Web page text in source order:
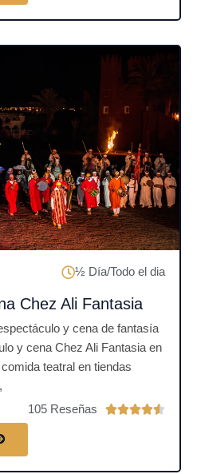
o
c
4
.
5
d
e
½ Día/Todo el dia
Chez Ali Fantasia
y cena de fantasía
y cena Chez Ali Fantasia en
teatral en tiendas
105 Reseñas
